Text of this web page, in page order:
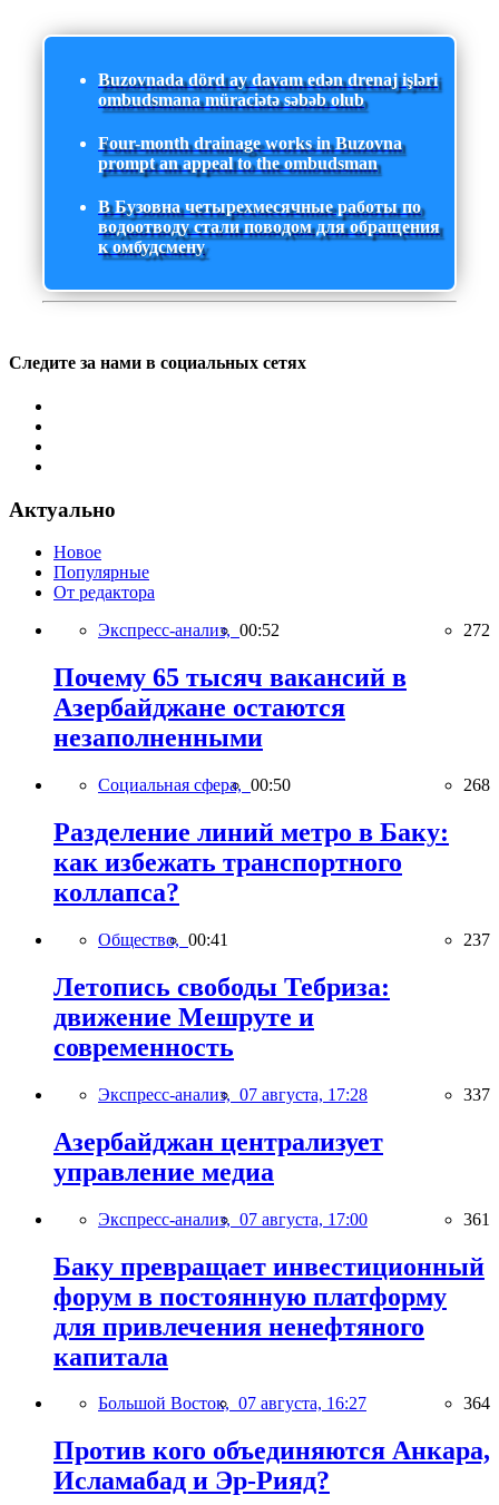
Buzovnada dörd ay davam edən drenaj işləri
ombudsmana müraciətə səbəb olub
Four-month drainage works in Buzovna
prompt an appeal to the ombudsman
В Бузовна четырехмесячные работы по
водоотводу стали поводом для обращения
к омбудсмену
Следите за нами в социальных сетях
Актуально
Новое
Популярные
От редактора
Экспресс-анализ, 00:52 272
Почему 65 тысяч вакансий в
Азербайджане остаются
незаполненными
Социальная сфера, 00:50 268
Разделение линий метро в Баку:
как избежать транспортного
коллапса?
Общество, 00:41 237
Летопись свободы Тебриза:
движение Мешруте и
современность
Экспресс-анализ, 07 августа, 17:28 337
Азербайджан централизует
управление медиа
Экспресс-анализ, 07 августа, 17:00 361
Баку превращает инвестиционный
форум в постоянную платформу
для привлечения ненефтяного
капитала
Большой Восток, 07 августа, 16:27 364
Против кого объединяются Анкара,
Исламабад и Эр-Рияд?